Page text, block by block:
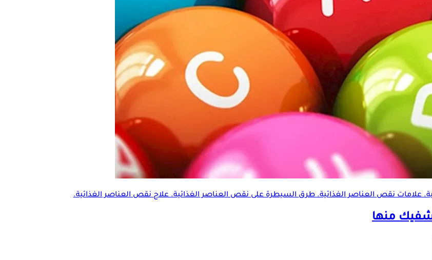
. علامات نقصالعناصر الغذائية. طرق السيطرة على نقصالعناصر الغذائية. علاج نقصالعناصر الغذائية.
يشفيك منها